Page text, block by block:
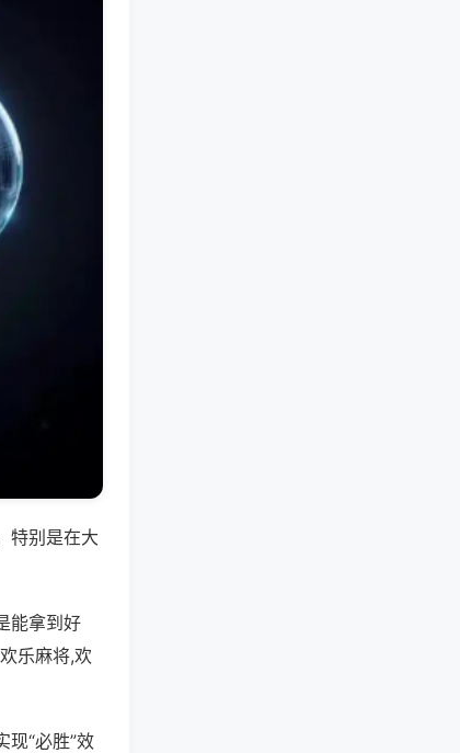
特别是在大
能拿到好
乐麻将,欢
现“必胜”效